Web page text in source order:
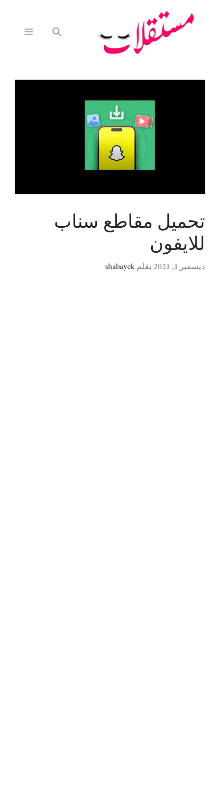
القائمة
تحميل مقاطع سناب
للايفون
ديسمبر 3, 2023 بقلمshabayek